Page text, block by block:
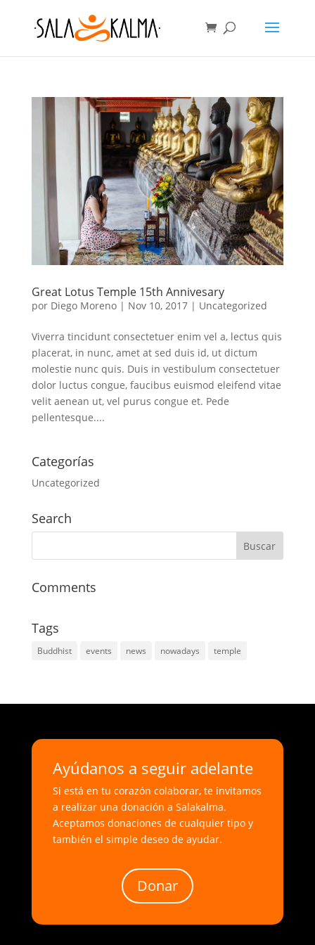
Great Lotus Temple 15th Annivesary
por Diego Moreno| Nov 10, 2017| Uncategorized
Viverra tincidunt consectetuer enim vel a, lectus quis
placerat, in nunc, amet at sed duis id, ut dictum
molestie nunc quis. Duis in vestibulum consectetuer
dolor luctus congue, faucibus euismod eleifend vitae
velit aenean ut, vel purus congue et. Pede
pellentesque....
Categorías
Uncategorized
Search
Comments
Tags
Buddhist events news nowadays temple
Ayúdanos a seguir adelante
Si está en tu corazón colaborar, te invitamos
a realizar una donación a Salakalma.
Aceptamos donaciones de cualquier tipo y
también el simple deseo de ayudar.
Donar